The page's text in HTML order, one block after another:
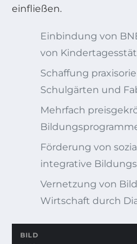
einfließen.
Einbindung von
von
Schaffung
Schulgärten und
Mehrfach
Förderung von
integrative
Vernetzung von
Wirtschaft durch
BILD